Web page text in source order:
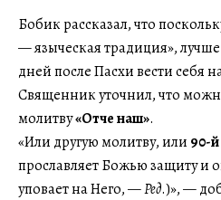
Бобик рассказал, что
— языческая традиция»,
дней после Пасхи вести себя
Священник уточнил, что
молитву«Отче наш».
«Или другую молитву, или 90-
прославляет Божью защиту и
уповает на Него, —Ред.)», —